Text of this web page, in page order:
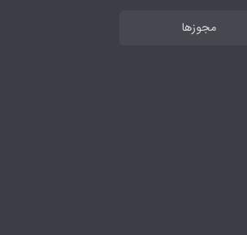
مجوزها